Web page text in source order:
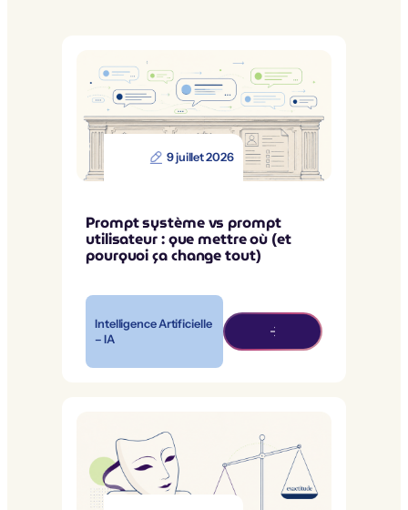
9 juillet 2026
Prompt système vs prompt
utilisateur : que mettre où (et
pourquoi ça change tout)
Intelligence Artificielle
– IA